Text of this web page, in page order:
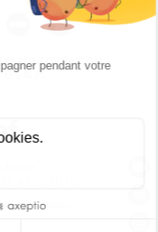
D'INFORMATION ·
droits réservés.